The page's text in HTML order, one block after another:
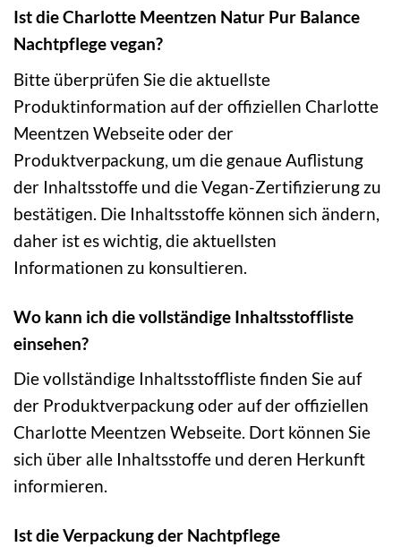
Ist die Charlotte Meentzen Natur Pur Balance
Nachtpflege vegan?
Bitte überprüfen Sie die aktuellste
Produktinformation auf der offiziellen Charlotte
Meentzen Webseite oder der
Produktverpackung, um die genaue Auflistung
der Inhaltsstoffe und die Vegan-Zertifizierung zu
bestätigen. Die Inhaltsstoffe können sich ändern,
daher ist es wichtig, die aktuellsten
Informationen zu konsultieren.
Wo kann ich die vollständige Inhaltsstoffliste
einsehen?
Die vollständige Inhaltsstoffliste finden Sie auf
der Produktverpackung oder auf der offiziellen
Charlotte Meentzen Webseite. Dort können Sie
sich über alle Inhaltsstoffe und deren Herkunft
informieren.
Ist die Verpackung der Nachtpflege